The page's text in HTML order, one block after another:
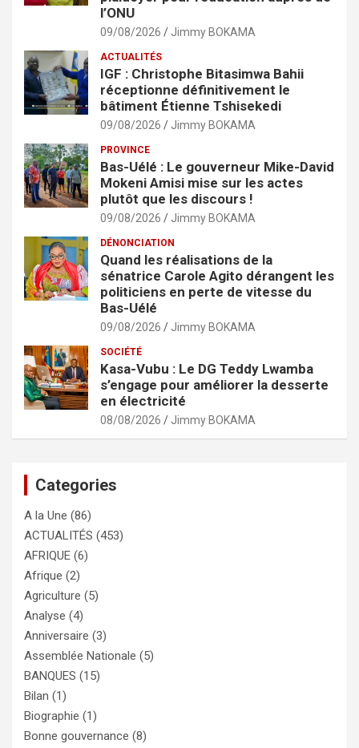
l’ONU
09/08/2026 Jimmy BOKAMA
ACTUALITÉS
IGF : Christophe Bitasimwa Bahii
réceptionne définitivement le
bâtiment Étienne Tshisekedi
09/08/2026 Jimmy BOKAMA
PROVINCE
Bas-Uélé : Le gouverneur Mike-David
Mokeni Amisi mise sur les actes
plutôt que les discours !
09/08/2026 Jimmy BOKAMA
DÉNONCIATION
Quand les réalisations de la
sénatrice Carole Agito dérangent les
politiciens en perte de vitesse du
Bas-Uélé
09/08/2026 Jimmy BOKAMA
SOCIÉTÉ
Kasa-Vubu : Le DG Teddy Lwamba
s’engage pour améliorer la desserte
en électricité
08/08/2026 Jimmy BOKAMA
Categories
A la Une (86)
ACTUALITÉS (453)
AFRIQUE (6)
Afrique (2)
Agriculture (5)
Analyse (4)
Anniversaire (3)
Assemblée Nationale (5)
BANQUES (15)
Bilan (1)
Biographie (1)
Bonne gouvernance (8)